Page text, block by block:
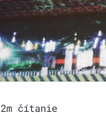
2m čítanie